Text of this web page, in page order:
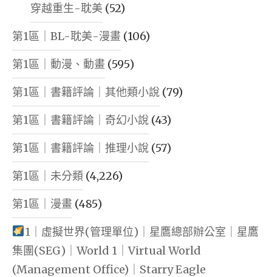
穿越重生-耽美 (52)
第1區｜BL-耽美-漫畫 (106)
第1區｜動漫、動畫 (595)
第1區｜書籍評論｜其他類小說 (79)
第1區｜書籍評論｜奇幻小說 (43)
第1區｜書籍評論｜推理小說 (57)
第1區｜未分類 (4,226)
第1區｜漫畫 (485)
1｜虛擬世界(管理單位)｜星鷹總部辦公室｜星鷹
集團(SEG)｜World 1｜Virtual World
(Management Office)｜Starry Eagle